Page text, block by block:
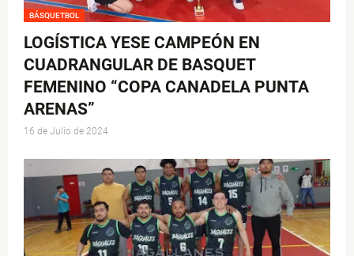
BÁSQUETBOL
LOGÍSTICA YESE CAMPEÓN EN
CUADRANGULAR DE BASQUET
FEMENINO “COPA CANADELA PUNTA
ARENAS”
16 de Julio de 2024